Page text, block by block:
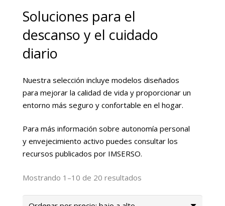
Soluciones para el
descanso y el cuidado
diario
Nuestra selección incluye modelos diseñados
para mejorar la calidad de vida y proporcionar un
entorno más seguro y confortable en el hogar.
Para más información sobre autonomía personal
y envejecimiento activo puedes consultar los
recursos publicados por IMSERSO.
Mostrando 1–10 de 20 resultados